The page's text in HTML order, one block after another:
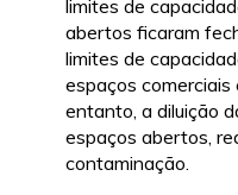
limites de
abertos ficaram
limites de
espaços
entanto, a diluição
espaços abertos,
contaminação.